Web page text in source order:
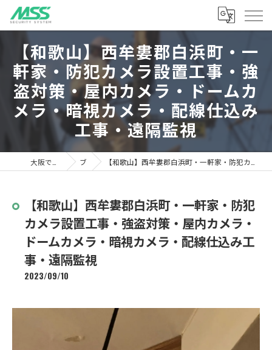
【和歌山】西牟婁郡白浜町・一
軒家・防犯カメラ設置工事・強
盗対策・屋内カメラ・ドームカ
メラ・暗視カメラ・配線仕込み
工事・遠隔監視
ブログ 【和歌山】西牟婁郡白浜町・一軒家・防犯カメラ設置工事・強盗対策・屋内カメラ・ドームカメラ・暗視カメラ・配線仕込み工事・遠隔監視
【和歌山】西牟婁郡白浜町・一軒家・防犯
カメラ設置工事・強盗対策・屋内カメラ・
ドームカメラ・暗視カメラ・配線仕込み工
事・遠隔監視
2023/09/10